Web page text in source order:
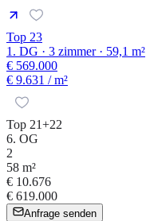
Top 23
1. DG · 3 zimmer · 59,1 m²
€ 569.000
€ 9.631 / m²
Top 21+22
6. OG
2
58 m²
€ 10.676
€ 619.000
Anfrage senden